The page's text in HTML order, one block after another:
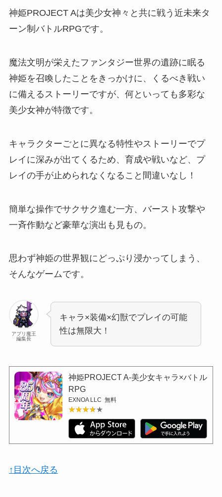
神姫PROJECT Aは美少女神々と共に戦う近未来タ
ーン制バトルRPGです。
魔法文明が栄えたファンタジー世界の遺跡に眠る
神姫を召喚したことをきっかけに、くるべき戦い
に備えるストーリーですが、何といっても多彩な
美少女神が特徴です。
キャラクターごとに異なる特性やストーリーでプ
レイに深みが出てくるため、育成や戦いなど、プ
レイの手が止められなくなること間違いなし！
簡単な操作でサクサク進む一方、バースト攻撃や
一斉作動など豪華な演出も見もの。
思わず神姫の世界観にどっぷり浸かってしまう、
そんなゲームです。
アプリ魔王
編集長
キャラ×装備×幻獣でプレイの可能
性は無限大！
神姫PROJECT A-美少女キャラ×バトル
RPG
EXNOA LLC 無料
★★★★★
★★★★★
↑目次へ戻る